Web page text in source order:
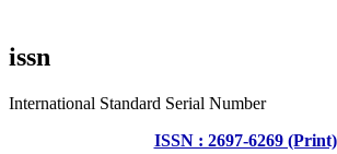
issn
International Standard Serial Number
ISSN : 2697-6269 (Print)